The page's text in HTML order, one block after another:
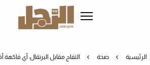
الرئيسية صحة التفاح مقابل البرتقال: أي